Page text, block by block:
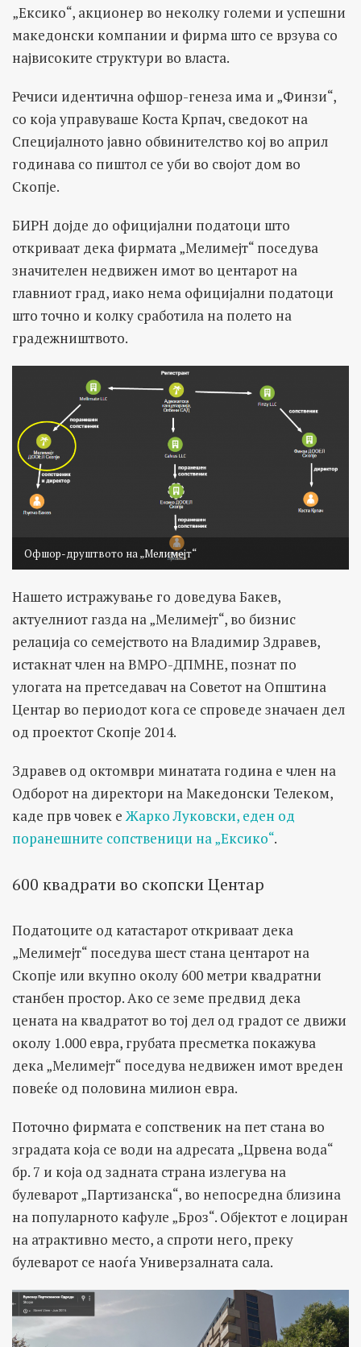
„Ексико“, акционер во неколку големи и успешни
македонски компании и фирма што се врзува со
највисоките структури во власта.
Речиси идентична офшор-генеза има и „Финзи“,
со која управуваше Коста Крпач, сведокот на
Специјалното јавно обвинителство кој во април
годинава со пиштол се уби во својот дом во
Скопје.
БИРН дојде до официјални податоци што
откриваат дека фирмата „Мелимејт“ поседува
значителен недвижен имот во центарот на
главниот град, иако нема официјални податоци
што точно и колку сработила на полето на
градежништвото.
Офшор-друштвото на „Мелимејт“
Нашето истражување го доведува Бакев,
актуелниот газда на „Мелимејт“, во бизнис
релација со семејството на Владимир Здравев,
истакнат член на ВМРО-ДПМНЕ, познат по
улогата на претседавач на Советот на Општина
Центар во периодот кога се спроведе значаен дел
од проектот Скопје 2014.
Здравев од октомври минатата година е член на
Одборот на директори на Македонски Телеком,
каде прв човек е Жарко Луковски, еден од
поранешните сопственици на „Ексико“.
600 квадрати во скопски Центар
Податоците од катастарот откриваат дека
„Мелимејт“ поседува шест стана центарот на
Скопје или вкупно околу 600 метри квадратни
станбен простор. Ако се земе предвид дека
цената на квадратот во тој дел од градот се движи
околу 1.000 евра, грубата пресметка покажува
дека „Мелимејт“ поседува недвижен имот вреден
повеќе од половина милион евра.
Поточно фирмата е сопственик на пет стана во
зградата која се води на адресата „Црвена вода“
бр. 7 и која од задната страна излегува на
булеварот „Партизанска“, во непосредна близина
на популарното кафуле „Броз“. Објектот е лоциран
на атрактивно место, а спроти него, преку
булеварот се наоѓа Универзалната сала.